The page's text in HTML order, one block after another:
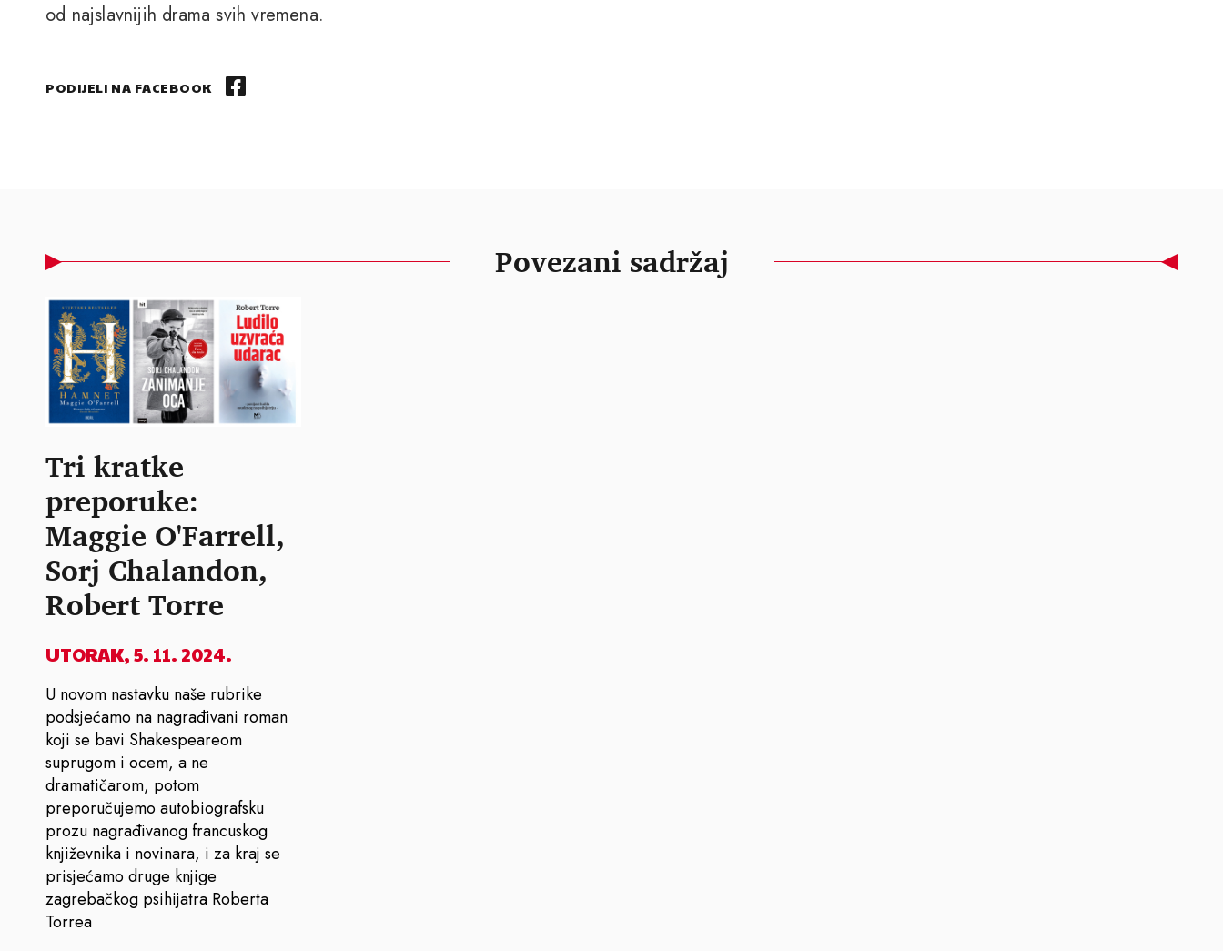
od najslavnijih drama svih vremena.
PODIJELI NA FACEBOOK
Povezani sadržaj
Tri kratke
preporuke:
Maggie O'Farrell,
Sorj Chalandon,
Robert Torre
UTORAK, 5. 11. 2024.
U novom nastavku naše rubrike
podsjećamo na nagrađivani roman
koji se bavi Shakespeareom
suprugom i ocem, a ne
dramatičarom, potom
preporučujemo autobiografsku
prozu nagrađivanog francuskog
književnika i novinara, i za kraj se
prisjećamo druge knjige
zagrebačkog psihijatra Roberta
Torrea